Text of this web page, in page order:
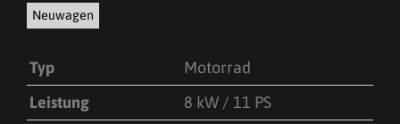
Neuwagen
Typ
Motorrad
Leistung
8 kW / 11 PS